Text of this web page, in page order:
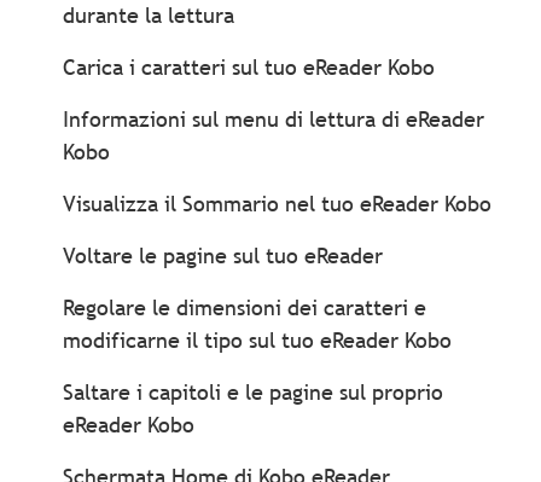
durante la lettura
Carica i caratteri sul tuo eReader Kobo
Informazioni sul menu di lettura di eReader
Kobo
Visualizza il Sommario nel tuo eReader Kobo
Voltare le pagine sul tuo eReader
Regolare le dimensioni dei caratteri e
modificarne il tipo sul tuo eReader Kobo
Saltare i capitoli e le pagine sul proprio
eReader Kobo